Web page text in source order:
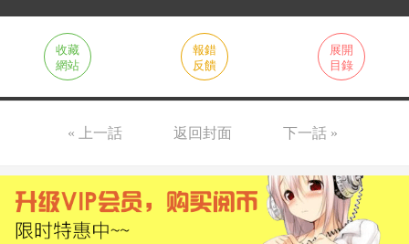
收藏
網站
報錯
反饋
展開
目錄
« 上一話 返回封面 下一話 »